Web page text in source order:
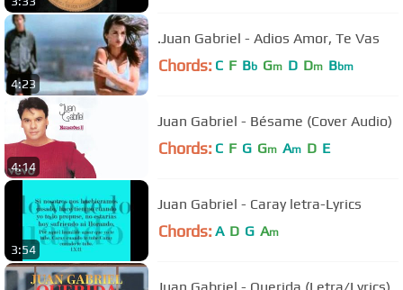
4:23
.Juan Gabriel - Adios Amor, Te Vas
Chords: C F Bb Gm D Dm Bbm
4:14
Juan Gabriel - Bésame (Cover Audio)
Chords: C F G Gm Am D E
3:54
Juan Gabriel - Caray letra-Lyrics
Chords: A D G Am
Juan Gabriel - Querida (Letra/Lyrics)